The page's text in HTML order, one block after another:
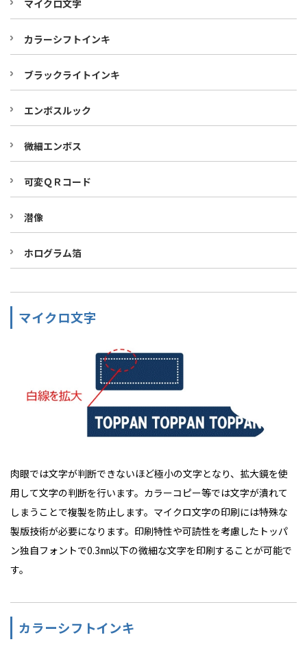
マイクロ文字
カラーシフトインキ
ブラックライトインキ
エンボスルック
微細エンボス
可変ＱＲコード
潜像
ホログラム箔
マイクロ文字
肉眼では文字が判断できないほど極小の文字となり、拡大鏡を使
用して文字の判断を行います。カラーコピー等では文字が潰れて
しまうことで複製を防止します。マイクロ文字の印刷には特殊な
製版技術が必要になります。印刷特性や可読性を考慮したトッパ
ン独自フォントで0.3㎜以下の微細な文字を印刷することが可能で
す。
カラーシフトインキ